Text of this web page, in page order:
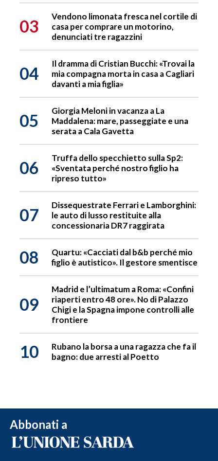
03
Vendono limonata fresca nel cortile di
casa per comprare un motorino,
denunciati tre ragazzini
04
Il dramma di Cristian Bucchi: «Trovai la
mia compagna morta in casa a Cagliari
davanti a mia figlia»
05
Giorgia Meloni in vacanza a La
Maddalena: mare, passeggiate e una
serata a Cala Gavetta
06
Truffa dello specchietto sulla Sp2:
«Sventata perché nostro figlio ha
ripreso tutto»
07
Dissequestrate Ferrari e Lamborghini:
le auto di lusso restituite alla
concessionaria DR7 raggirata
08
Quartu: «Cacciati dal b&b perché mio
figlio è autistico». Il gestore smentisce
09
Madrid e l’ultimatum a Roma: «Confini
riaperti entro 48 ore». No di Palazzo
Chigi e la Spagna impone controlli alle
frontiere
10
Rubano la borsa a una ragazza che fa il
bagno: due arresti al Poetto
Abbonati a